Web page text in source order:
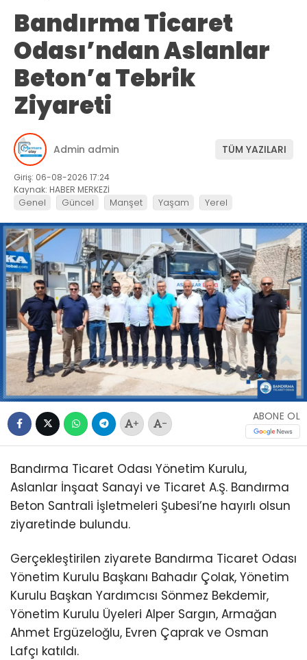
Bandırma Ticaret
Odası’ndan Aslanlar
Beton’a Tebrik
Ziyareti
Admin admin TÜM YAZILARI
Giriş: 06-08-2026 17:24
Kaynak: HABER MERKEZİ
Genel Güncel Manşet Yaşam Yerel
+ -
ABONE OL
Bandırma Ticaret Odası Yönetim Kurulu,
Aslanlar İnşaat Sanayi ve Ticaret A.Ş. Bandırma
Beton Santrali İşletmeleri Şubesi’ne hayırlı olsun
ziyaretinde bulundu.
Gerçekleştirilen ziyarete Bandırma Ticaret Odası
Yönetim Kurulu Başkanı Bahadır Çolak, Yönetim
Kurulu Başkan Yardımcısı Sönmez Bekdemir,
Yönetim Kurulu Üyeleri Alper Sargın, Armağan
Ahmet Ergüzeloğlu, Evren Çaprak ve Osman
Lafçı katıldı.